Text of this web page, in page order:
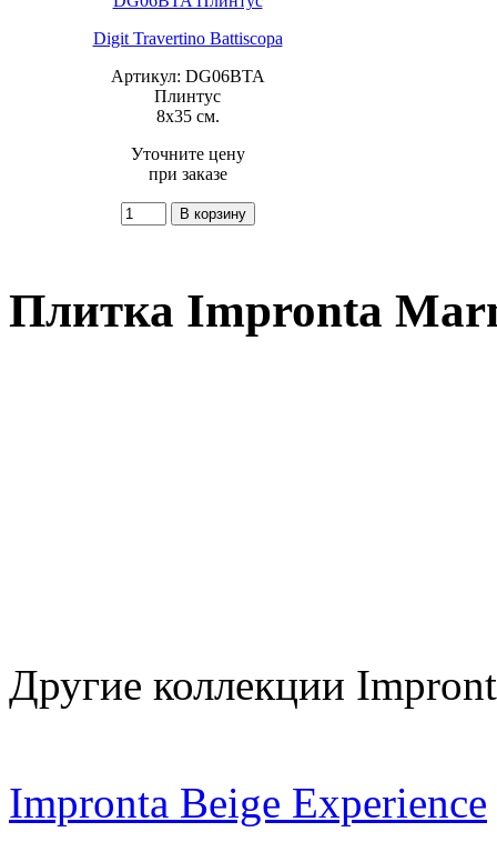
Digit Travertino Battiscopa
Артикул: DG06BTA
Плинтус
8x35 см.
Уточните цену
при заказе
Плитка Impronta
Другие коллекции
Impronta Beige Experience